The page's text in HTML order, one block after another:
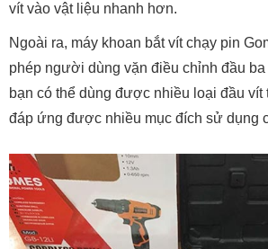
vít vào vật liệu nhanh hơn.
Ngoài ra, máy khoan bắt vít chạy pin
phép người dùng vặn điều chỉnh đầu
bạn có thể dùng được nhiều loại đầu vít
đáp ứng được nhiều mục đích sử dụng